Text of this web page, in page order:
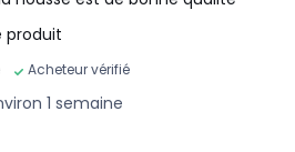
produit
Acheteur vérifié
1 semaine